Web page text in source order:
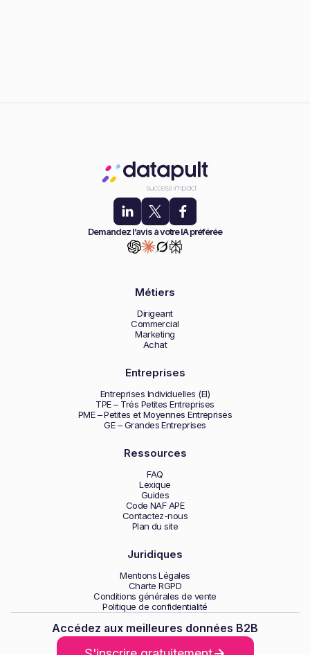
Demandez l’avis à votre IA préférée
Métiers
Dirigeant
Commercial
Marketing
Achat
Entreprises
Entreprises Individuelles (EI)
TPE – Trés Petites Entreprises
PME – Petites et Moyennes Entreprises
GE – Grandes Entreprises
Ressources
FAQ
Lexique
Guides
Code NAF APE
Contactez-nous
Plan du site
Juridiques
Mentions Légales
Charte RGPD
Conditions générales de vente
Politique de confidentialité
Accédez aux meilleures données B2B